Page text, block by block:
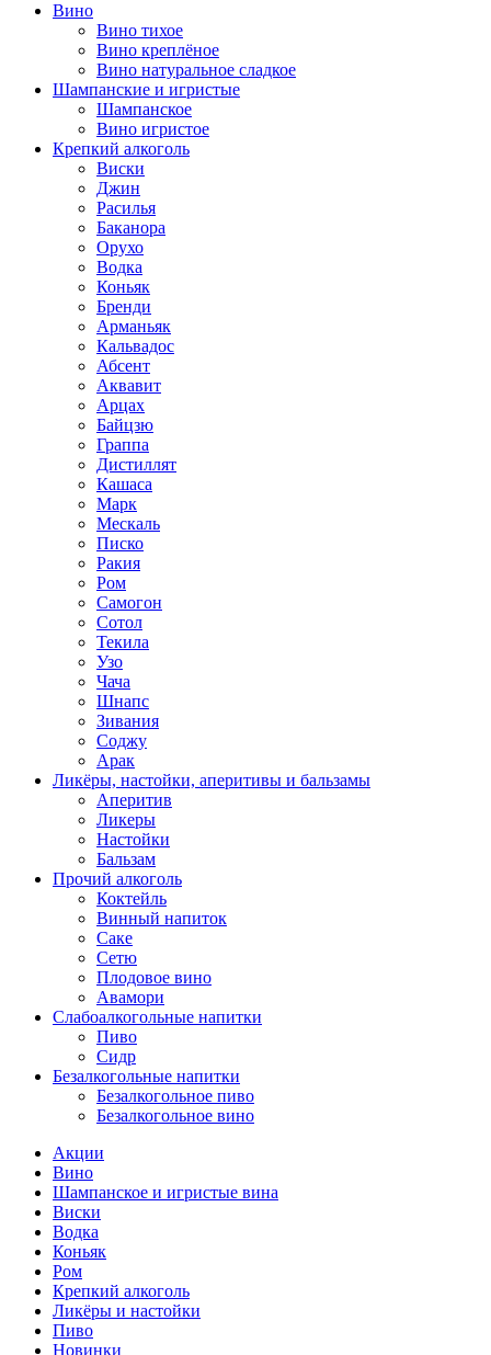
Вино
Вино тихое
Вино креплёное
Вино натуральное сладкое
Шампанские и игристые
Шампанское
Вино игристое
Крепкий алкоголь
Виски
Джин
Расилья
Баканора
Орухо
Водка
Коньяк
Бренди
Арманьяк
Кальвадос
Абсент
Аквавит
Арцах
Байцзю
Граппа
Дистиллят
Кашаса
Марк
Мескаль
Писко
Ракия
Ром
Самогон
Сотол
Текила
Узо
Чача
Шнапс
Зивания
Соджу
Арак
Ликёры, настойки, аперитивы и бальзамы
Аперитив
Ликеры
Настойки
Бальзам
Прочий алкоголь
Коктейль
Винный напиток
Саке
Сетю
Плодовое вино
Авамори
Слабоалкогольные напитки
Пиво
Сидр
Безалкогольные напитки
Безалкогольное пиво
Безалкогольное вино
Акции
Вино
Шампанское и игристые вина
Виски
Водка
Коньяк
Ром
Крепкий алкоголь
Ликёры и настойки
Пиво
Новинки